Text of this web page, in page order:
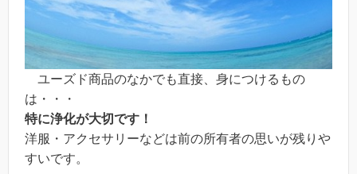
ユーズド商品のなかでも直接、身につけるもの
は・・・
特に浄化が大切です！
洋服・アクセサリーなどは前の所有者の思いが残りや
すいです。